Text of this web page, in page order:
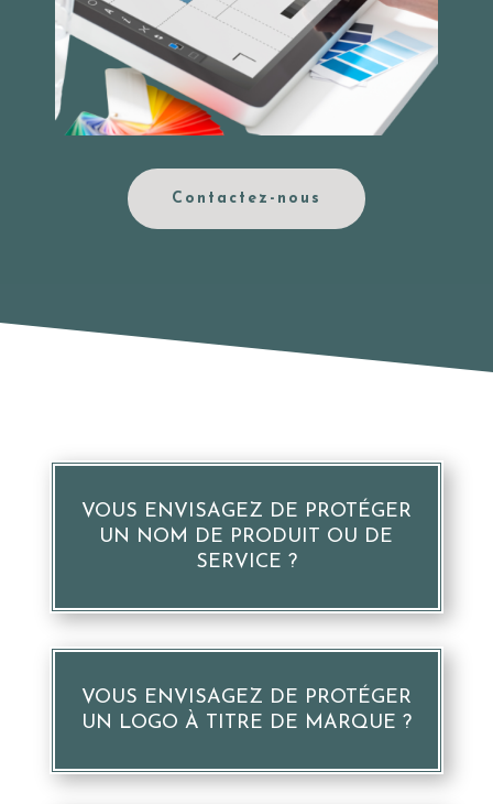
Contactez-nous
VOUS ENVISAGEZ DE PROTÉGER
UN NOM DE PRODUIT OU DE
SERVICE ?
VOUS ENVISAGEZ DE PROTÉGER
UN LOGO À TITRE DE MARQUE ?